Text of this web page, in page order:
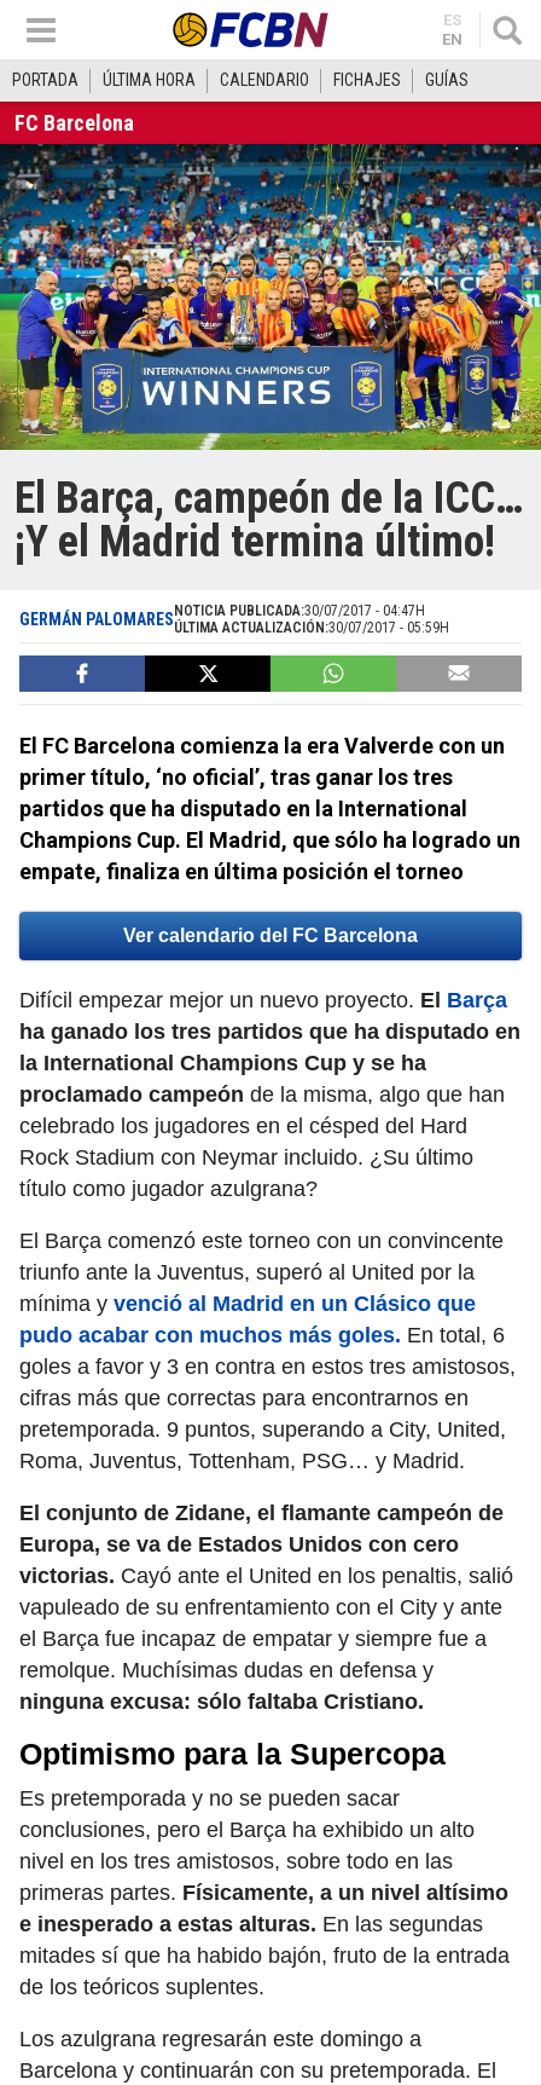
ES
EN
PORTADA ÚLTIMA HORA CALENDARIO FICHAJES GUÍAS
FC Barcelona
El Barça, campeón de la ICC…
¡Y el Madrid termina último!
GERMÁN PALOMARES NOTICIA PUBLICADA:30/07/2017 - 04:47H
ÚLTIMA ACTUALIZACIÓN:30/07/2017 - 05:59H
El FC Barcelona comienza la era Valverde con un
primer título, ‘no oficial’, tras ganar los tres
partidos que ha disputado en la International
Champions Cup. El Madrid, que sólo ha logrado un
empate, finaliza en última posición el torneo
Ver calendario del FC Barcelona
Difícil empezar mejor un nuevo proyecto. El Barça
ha ganado los tres partidos que ha disputado en
la International Champions Cup y se ha
proclamado campeón de la misma, algo que han
celebrado los jugadores en el césped del Hard
Rock Stadium con Neymar incluido. ¿Su último
título como jugador azulgrana?
El Barça comenzó este torneo con un convincente
triunfo ante la Juventus, superó al United por la
mínima y venció al Madrid en un Clásico que
pudo acabar con muchos más goles. En total, 6
goles a favor y 3 en contra en estos tres amistosos,
cifras más que correctas para encontrarnos en
pretemporada. 9 puntos, superando a City, United,
Roma, Juventus, Tottenham, PSG… y Madrid.
El conjunto de Zidane, el flamante campeón de
Europa, se va de Estados Unidos con cero
victorias. Cayó ante el United en los penaltis, salió
vapuleado de su enfrentamiento con el City y ante
el Barça fue incapaz de empatar y siempre fue a
remolque. Muchísimas dudas en defensa y
ninguna excusa: sólo faltaba Cristiano.
Optimismo para la Supercopa
Es pretemporada y no se pueden sacar
conclusiones, pero el Barça ha exhibido un alto
nivel en los tres amistosos, sobre todo en las
primeras partes. Físicamente, a un nivel altísimo
e inesperado a estas alturas. En las segundas
mitades sí que ha habido bajón, fruto de la entrada
de los teóricos suplentes.
Los azulgrana regresarán este domingo a
Barcelona y continuarán con su pretemporada. El